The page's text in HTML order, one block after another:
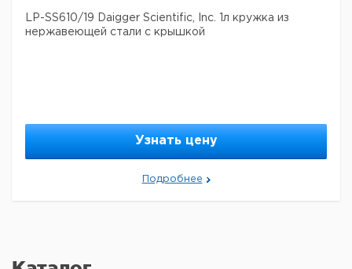
LP-SS610/19 Daigger Scientific, Inc. 1л кружка из
нержавеющей стали с крышкой
Узнать цену
Подробнее